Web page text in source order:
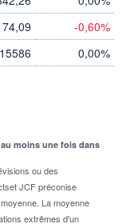
74,09 -0,60%
0,00%
moins une fois dans
ou des
JCF préconise
La moyenne
extrêmes d'un